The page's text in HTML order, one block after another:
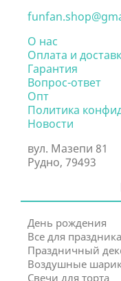
О нас
Оплата и
Гарантия
Вопрос-ответ
Опт
Политика
Новости
вул. Мазепи 81
Рудно, 79493
День рождения
Все для праздника
Праздничный
Воздушные
Свечи для торта